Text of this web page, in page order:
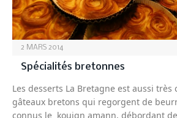
2 MARS 2014
Spécialités bretonnes
Les desserts La Bretagne est aussi très
gâteaux bretons qui regorgent de
connus le kouign amann, débordant